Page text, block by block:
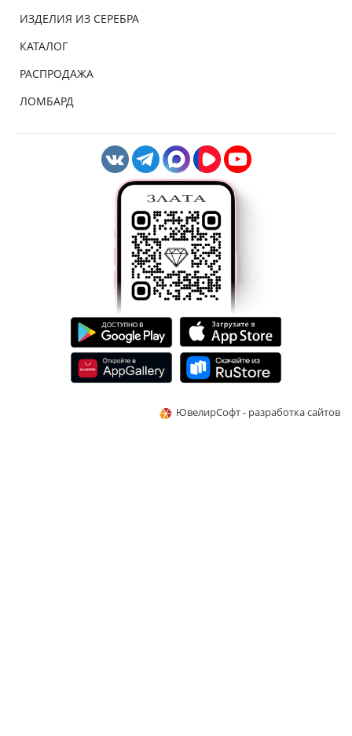
ИЗДЕЛИЯ ИЗ СЕРЕБРА
КАТАЛОГ
РАСПРОДАЖА
ЛОМБАРД
ЮвелирСофт - разработка сайтов